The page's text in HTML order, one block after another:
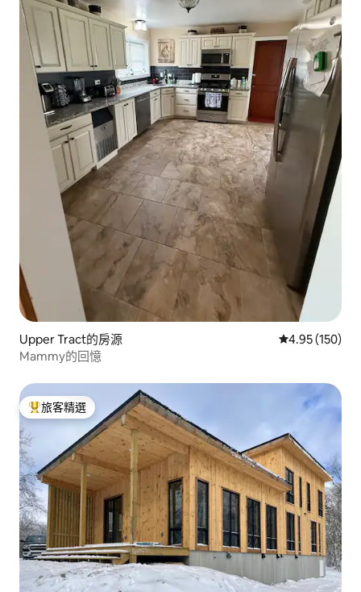
Upper Tract的房源 從 150 則評價
4.95 (150)
Mammy的回憶
旅客精選榜首
旅客精選